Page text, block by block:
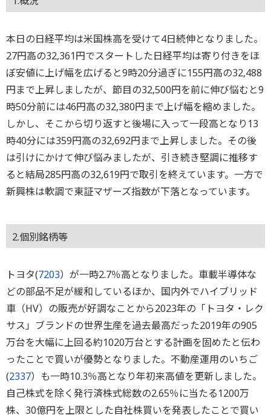
本日の日経平均は米国株高を受けて4日続伸となりました。
27円高の32,361円でスタートした日経平均は寄り付きをほ
ぼ安値に上げ幅を広げると9時20分過ぎに155円高の32,488
円まで上昇しましたが、節目の32,500円を前に伸び悩むと9
時50分前には46円高の32,380円まで上げ幅を縮めました。
しかし、そこから切り返すと後場に入って一段高となり13
時40分には359円高の32,692円まで上昇しました。その後
は引けにかけて伸び悩みましたが、引き続き堅調に推移す
ると結局285円高の32,619円で取引を終えています。一方で
新興株は軟調で東証マザーズ指数が下落となっています。
2.個別銘柄等
トヨタ(7203）が一時2.7％高となりました。車載半導体な
どの部品不足が緩和しているほか、国内外でハイブリッド
車（HV）の販売が好調なことから2023年の「トヨタ・レク
サス」ブランドの世界生産を過去最高だった2019年の905
万台を大幅に上回る約1020万台とする計画を固めたと伝わ
ったことで買いが優勢となりました。不動産運用のいちご
(2337）も一時10.3％高となり年初来高値を更新しました。
自己株式を除く発行済株式総数の2.65％に当たる1200万
株、30億円を上限とした自社株買いを発表したことで買い